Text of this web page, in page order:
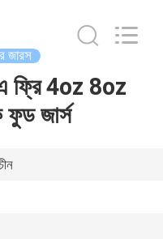
জারস
ফ্রি 4oz 8oz
ফুড জার্স